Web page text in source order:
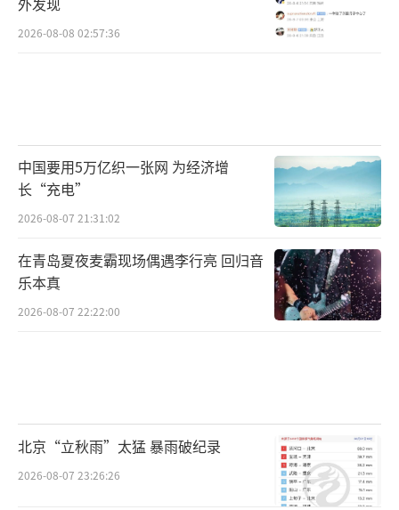
2026-08-08 02:57:36
中国要用5万亿织一张网 为经济增
长“充电”
2026-08-07 21:31:02
在青岛夏夜麦霸现场偶遇李行亮 回归音
乐本真
2026-08-07 22:22:00
北京“立秋雨”太猛 暴雨破纪录
2026-08-07 23:26:26